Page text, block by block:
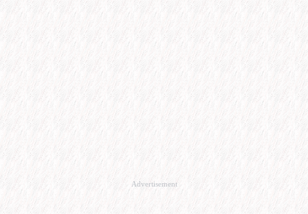
Advertisement